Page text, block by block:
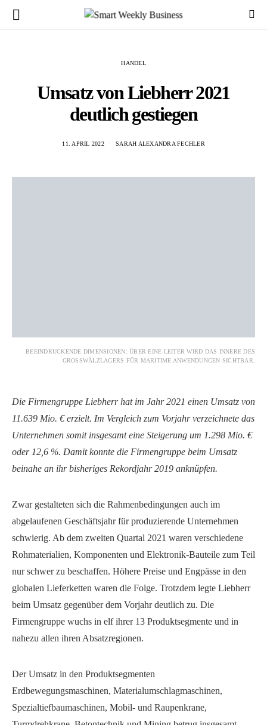
HANDEL
Umsatz von Liebherr 2021
deutlich gestiegen
11. APRIL 2022 SARAH ALEXANDRA FECHLER
BEEINDRUCKENDE DIMENSIONEN: ÜBER EINE LEITER WIRD DAS INNERE DES
GROSSWÄLZLAGERS FÜR MARITIME ANWENDUNGEN SICHTBAR.
Die Firmengruppe Liebherr hat im Jahr 2021 einen Umsatz von
11.639 Mio. € erzielt. Im Vergleich zum Vorjahr verzeichnete das
Unternehmen somit insgesamt eine Steigerung um 1.298 Mio. €
oder 12,6 %. Damit konnte die Firmengruppe beim Umsatz
beinahe an ihr bisheriges Rekordjahr 2019 anknüpfen.
Zwar gestalteten sich die Rahmenbedingungen auch im
abgelaufenen Geschäftsjahr für produzierende Unternehmen
schwierig. Ab dem zweiten Quartal 2021 waren verschiedene
Rohmaterialien, Komponenten und Elektronik-Bauteile zum Teil
nur schwer zu beschaffen. Höhere Preise und Engpässe in den
globalen Lieferketten waren die Folge. Trotzdem legte Liebherr
beim Umsatz gegenüber dem Vorjahr deutlich zu. Die
Firmengruppe wuchs in elf ihrer 13 Produktsegmente und in
nahezu allen ihren Absatzregionen.
Der Umsatz in den Produktsegmenten
Erdbewegungsmaschinen, Materialumschlagmaschinen,
Spezialtiefbaumaschinen, Mobil- und Raupenkrane,